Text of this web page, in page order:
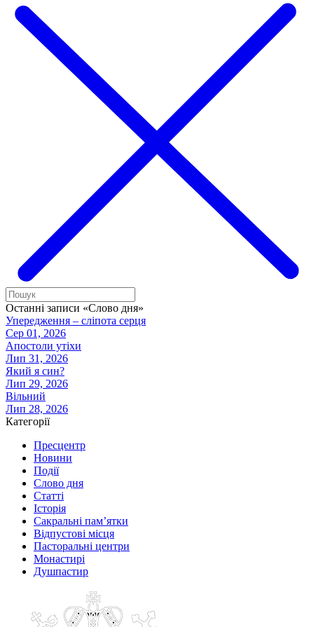
Останні записи «Слово дня»
Упередження – сліпота серця
Сер 01, 2026
Апостоли утіхи
Лип 31, 2026
Який я син?
Лип 29, 2026
Вільний
Лип 28, 2026
Категорії
Пресцентр
Новини
Події
Слово дня
Статті
Історія
Сакральні пам’ятки
Відпустові місця
Пасторальні центри
Монастирі
Душпастир